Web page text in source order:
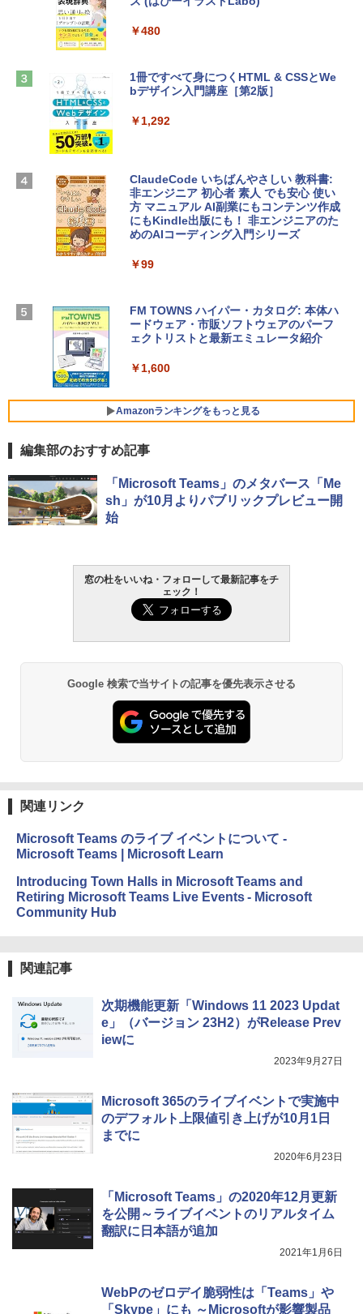
tomtoc 360°保護 15.6 16インチ パソコ
￥2,952
スプレイ、16GBユニファイドメモリ、51
2GB SSDストレージ、12MPセンターフ
レームカメラ、日本語キーボード、Touc
h ID - ミッドナイト
ン 15-fd 15.6インチ 16GBメモリ 512GB
SSD インテル Core 5
ersonal/Copilotキー搭載/Win 11/15.6型/
Core i5/16GB/SSD 512GB/ホワイト) FM
ラインコード版
4(最新 永続版)|オンラインコード版|Wind
Robloxギフトカード - 2,000 Robux 【限
定バーチャルアイテムを含む】 【オンラ
インゲームコード】 ロブロックス | オン
Windows版 | Minecraft (マインクラフ
ト): Java & Bedrock Edition | オンライ
￥480
1冊ですべて身につくHTML & CSSとWe
bデザイン入門講座［第2版］
￥1,292
ClaudeCode いちばんやさしい 教科書:
非エンジニア 初心者 素人 でも安心 使い
方 マニュアル AI副業にもコンテンツ作成
にもKindle出版にも！ 非エンジニアのた
めのAIコーディング入門シリーズ
￥99
FM TOWNS ハイパー・カタログ: 本体ハ
ードウェア・市販ソフトウェアのパーフ
ェクトリストと最新エミュレータ紹介
￥1,600
Amazonランキングをもっと見る
Amazon Kindle - 目に優しい、かさばら
ない、大きな画面で読みやすい、6週間持
続バッテリー、6インチディスプレイ電子
￥16,980
Kindle Paperwhite シグニチャーエディ
ション (32GB) 7インチディスプレイ、明
ブラック
Amazon Kindle Paperwhite (16GB) 7イ
Amazon Kindle Colorsoft | 16GBストレ
イ、色調調節ライト、最大8週間持続バッ
テリー、広告無し、ブラック (2025年発
11インチカラーディスプレイ、64GBスト
レージ、ノート機能搭載、明るさ自動調
整、色調調節ライト、プレミアムペン付
き、グラファイト
編集部のおすすめ記事
「Microsoft Teams」のメタバース「Me
sh」が10月よりパブリックプレビュー開
始
窓の杜をいいね・フォローして最新記事をチ
ェック！
Google 検索で当サイトの記事を優先表示させる
関連リンク
Microsoft Teams のライブ イベントについて -
Microsoft Teams | Microsoft Learn
Introducing Town Halls in Microsoft Teams and
Retiring Microsoft Teams Live Events - Microsoft
Community Hub
関連記事
次期機能更新「Windows 11 2023 Updat
e」（バージョン 23H2）がRelease Prev
iewに
2023年9月27日
Microsoft 365のライブイベントで実施中
のデフォルト上限値引き上げが10月1日
までに
2020年6月23日
「Microsoft Teams」の2020年12月更新
を公開～ライブイベントのリアルタイム
翻訳に日本語が追加
2021年1月6日
WebPのゼロデイ脆弱性は「Teams」や
「Skype」にも ～Microsoftが影響製品